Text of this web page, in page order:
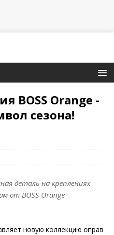
BOSS Orange -
сезона!
деталь на креплениях
от BOSS Orange
новую коллекцию оправ